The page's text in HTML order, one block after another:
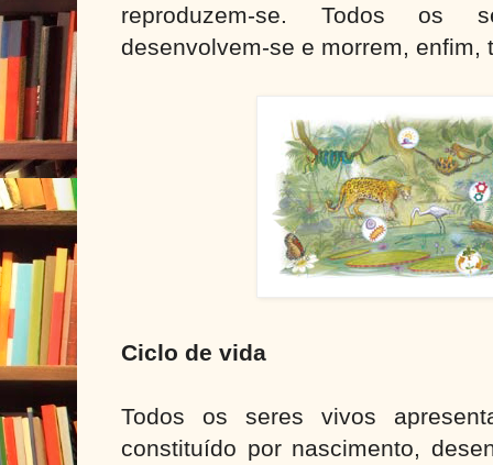
reproduzem-se. Todos os
desenvolvem-se e morrem,
Ciclo de vida
Todos os seres vivos
constituído por nascimento,